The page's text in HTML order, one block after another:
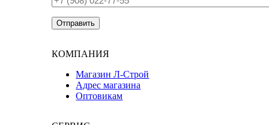
КОМПАНИЯ
Магазин Л-Строй
Адрес магазина
Оптовикам